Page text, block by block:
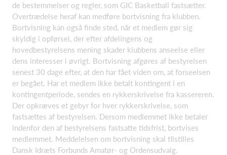
de bestemmelser og regler, som GIC Basketball fastsætter.
Overtrædelse heraf kan medføre bortvisning fra klubben.
Bortvisning kan også finde sted, når et medlem gør sig
skyldig i opførsel, der efter afdelingens og
hovedbestyrelsens mening skader klubbens anseelse eller
dens interesser i øvrigt. Bortvisning afgøres af bestyrelsen
senest 30 dage efter, at den har fået viden om, at forseelsen
er begået. Har et medlem ikke betalt kontingent i en
kontingentperiode, sendes en rykkerskrivelse fra kassereren.
Der opkræves et gebyr for hver rykkerskrivelse, som
fastsættes af bestyrelsen. Dersom medlemmet ikke betaler
indenfor den af bestyrelsens fastsatte tidsfrist, bortvises
medlemmet. Meddelelsen om bortvisning skal tilstilles
Dansk Idræts Forbunds Amatør- og Ordensudvalg.